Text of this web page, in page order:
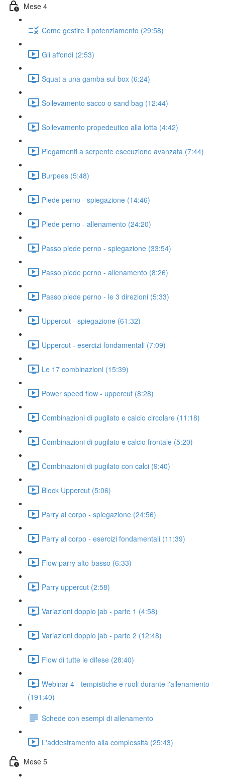
Mese 4
Come gestire il potenziamento (29:58)
Gli affondi (2:53)
Squat a una gamba sul box (6:24)
Sollevamento sacco o sand bag (12:44)
Sollevamento propedeutico alla lotta (4:42)
Piegamenti a serpente esecuzione avanzata (7:44)
Burpees (5:48)
Piede perno - spiegazione (14:46)
Piede perno - allenamento (24:20)
Passo piede perno - spiegazione (33:54)
Passo piede perno - allenamento (8:26)
Passo piede perno - le 3 direzioni (5:33)
Uppercut - spiegazione (61:32)
Uppercut - esercizi fondamentali (7:09)
Le 17 combinazioni (15:39)
Power speed flow - uppercut (8:28)
Combinazioni di pugilato e calcio circolare (11:18)
Combinazioni di pugilato e calcio frontale (5:20)
Combinazioni di pugilato con calci (9:40)
Block Uppercut (5:06)
Parry al corpo - spiegazione (24:56)
Parry al corpo - esercizi fondamentali (11:39)
Flow parry alto-basso (6:33)
Parry uppercut (2:58)
Variazioni doppio jab - parte 1 (4:58)
Variazioni doppio jab - parte 2 (12:48)
Flow di tutte le difese (28:40)
Webinar 4 - tempistiche e ruoli durante l'allenamento
(191:40)
Schede con esempi di allenamento
L'addestramento alla complessità (25:43)
Mese 5